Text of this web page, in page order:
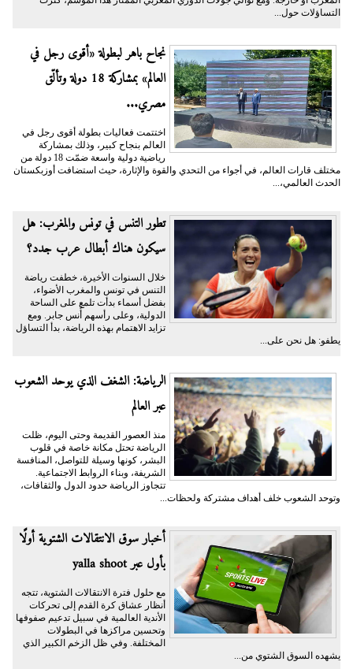
التساؤلات حول...
نجاح باهر لبطولة «أقوى رجل في
العالم» بمشاركة 18 دولة وتألّق
مصري...
اختتمت فعاليات بطولة أقوى رجل في
العالم بنجاح كبير، وذلك بمشاركة
رياضية دولية واسعة ضمّت 18 دولة من
مختلف قارات العالم، في أجواء من التحدي والقوة والإثارة، حيث استضافت أوزبكستان
الحدث العالمي،...
تطور التنس في تونس والمغرب: هل
سيكون هناك أبطال عرب جدد؟
خلال السنوات الأخيرة، خطفت رياضة
التنس في تونس والمغرب الأضواء،
بفضل أسماء بدأت تلمع على الساحة
الدولية، وعلى رأسهم أُنس جابر. ومع
تزايد الاهتمام بهذه الرياضة، بدأ التساؤل
يطفو: هل نحن على...
الرياضة: الشغف الذي يوحد الشعوب
عبر العالم
منذ العصور القديمة وحتى اليوم، ظلت
الرياضة تحتل مكانة خاصة في قلوب
البشر، كونها وسيلة للتواصل، المنافسة
الشريفة، وبناء الروابط الاجتماعية.
تتجاوز الرياضة حدود الدول والثقافات،
وتوحد الشعوب خلف أهداف مشتركة ولحظات...
أخبار سوق الانتقالات الشتوية أولًا
بأول عبر yalla shoot
مع حلول فترة الانتقالات الشتوية، تتجه
أنظار عشاق كرة القدم إلى تحركات
الأندية العالمية في سبيل تدعيم صفوفها
وتحسين مراكزها في البطولات
المختلفة. وفي ظل الزخم الكبير الذي
يشهده السوق الشتوي من...